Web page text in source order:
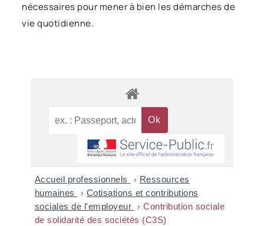
nécessaires pour mener à bien les démarches de
vie quotidienne.
Accueil professionnels > Ressources
humaines
> Cotisations et contributions
sociales de l'employeur > Contribution sociale
de solidarité des sociétés (C3S)